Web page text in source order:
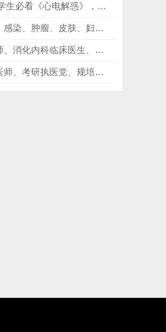
心内科医师/医学生必看《心电解惑》，助力每一位医护相关人员、医学生，解锁心电图奥秘，提升判读能力！
消化、内分泌、感染、肿瘤、皮肤、妇产、全科等科室医师必看《人类微生物群在健康和疾病中的作用》，掌握人类微生物群知识！
放射科影像医师、消化内科临床医生、介入科诊疗医师必看《胃肠影像诊断学｜第5版 2022全新改版》，精准定位病灶，优化介入手术路径！
医学生、住院医师、考研执医党、规培生，以及各类医护相关从业者必看《5步读图法》，快速掌握心电图解读技巧！